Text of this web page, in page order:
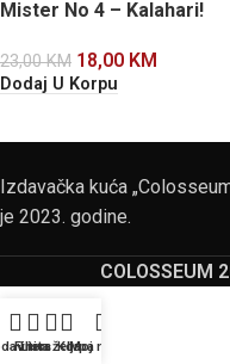
Mister No 4 – Kalahari!
23,00KM 18,00 KM
Dodaj U Korpu
Izdavačka kuća
je 2023. godine.
COLOSSEUM
Filters
Lista želja
Korpa
Moj nalog